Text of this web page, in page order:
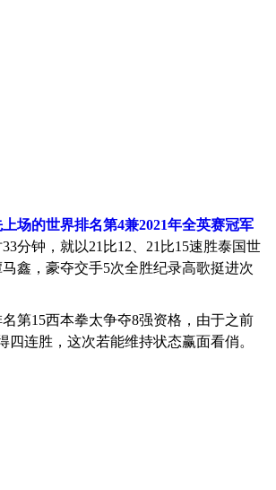
场的世界排名第4兼2021年全英赛冠军
33分钟，就以21比12、21比15速胜泰国世
鑫，豪夺交手5次全胜纪录高歌挺进次
第15西本拳太争夺8强资格，由于之前
四连胜，这次若能维持状态赢面看俏。